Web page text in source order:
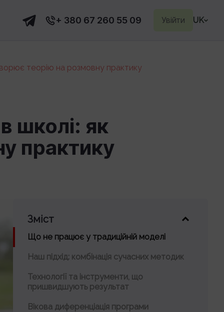
+ 380 67 260 55 09 Увійти UK
теорію на розмовну практику
школі: як
практику
Зміст
Що не працює у традиційній моделі
Наш підхід: комбінація сучасних методик
Технології та інструменти, що
пришвидшують результат
Вікова диференціація програми